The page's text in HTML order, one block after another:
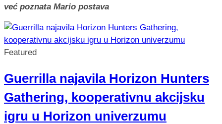
već poznata Mario postava
Featured
Guerrilla najavila Horizon Hunters
Gathering, kooperativnu akcijsku
igru u Horizon univerzumu